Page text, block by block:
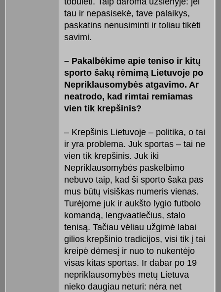
tau ir nepasisekė, tave palaikys,
paskatins nenusiminti ir toliau tikėti
savimi.
– Pakalbėkime apie teniso ir kitų
sporto šakų rėmimą Lietuvoje po
Nepriklausomybės atgavimo. Ar
neatrodo, kad rimtai remiamas
vien tik krepšinis?
– Krepšinis Lietuvoje – politika, o tai
ir yra problema. Juk sportas – tai ne
vien tik krepšinis. Juk iki
Nepriklausomybės paskelbimo
nebuvo taip, kad ši sporto šaka pas
mus būtų visiškas numeris vienas.
Turėjome juk ir aukšto lygio futbolo
komandą, lengvaatlečius, stalo
tenisą. Tačiau vėliau užgimė labai
gilios krepšinio tradicijos, visi tik į tai
kreipė dėmesį ir nuo to nukentėjo
visas kitas sportas. Ir dabar po 19
nepriklausomybės metų Lietuva
nieko daugiau neturi: nėra net